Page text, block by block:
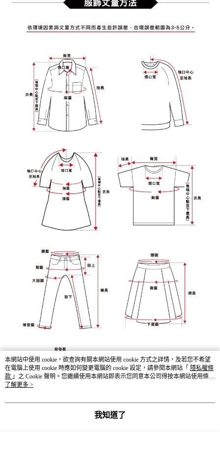
本網站中使用 cookie，欲查詢有關本網站使用 cookie 方式之詳情，及若您不希望
在電腦上使用 cookie 時應如何變更電腦的 cookie 設定，請參閱本網站「 隱私權條
款 」之 Cookie 聲明。您繼續使用本網站即表示您同意本公司得按本網站使用條款
之 Cookie 聲明使用 cookie。
了解更多 >
我知道了